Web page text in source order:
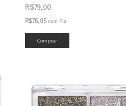
R$79,00
R$75,05com Pix